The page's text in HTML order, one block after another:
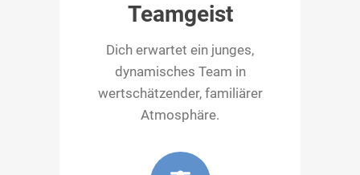
Teamgeist
Dich erwartet ein junges,
dynamisches Team in
wertschätzender, familiärer
Atmosphäre.